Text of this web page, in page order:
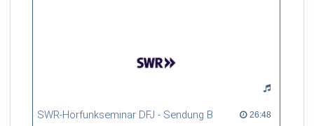
SWR-Hörfunkseminar DFJ - Sendung B 26:48
26:48 duration